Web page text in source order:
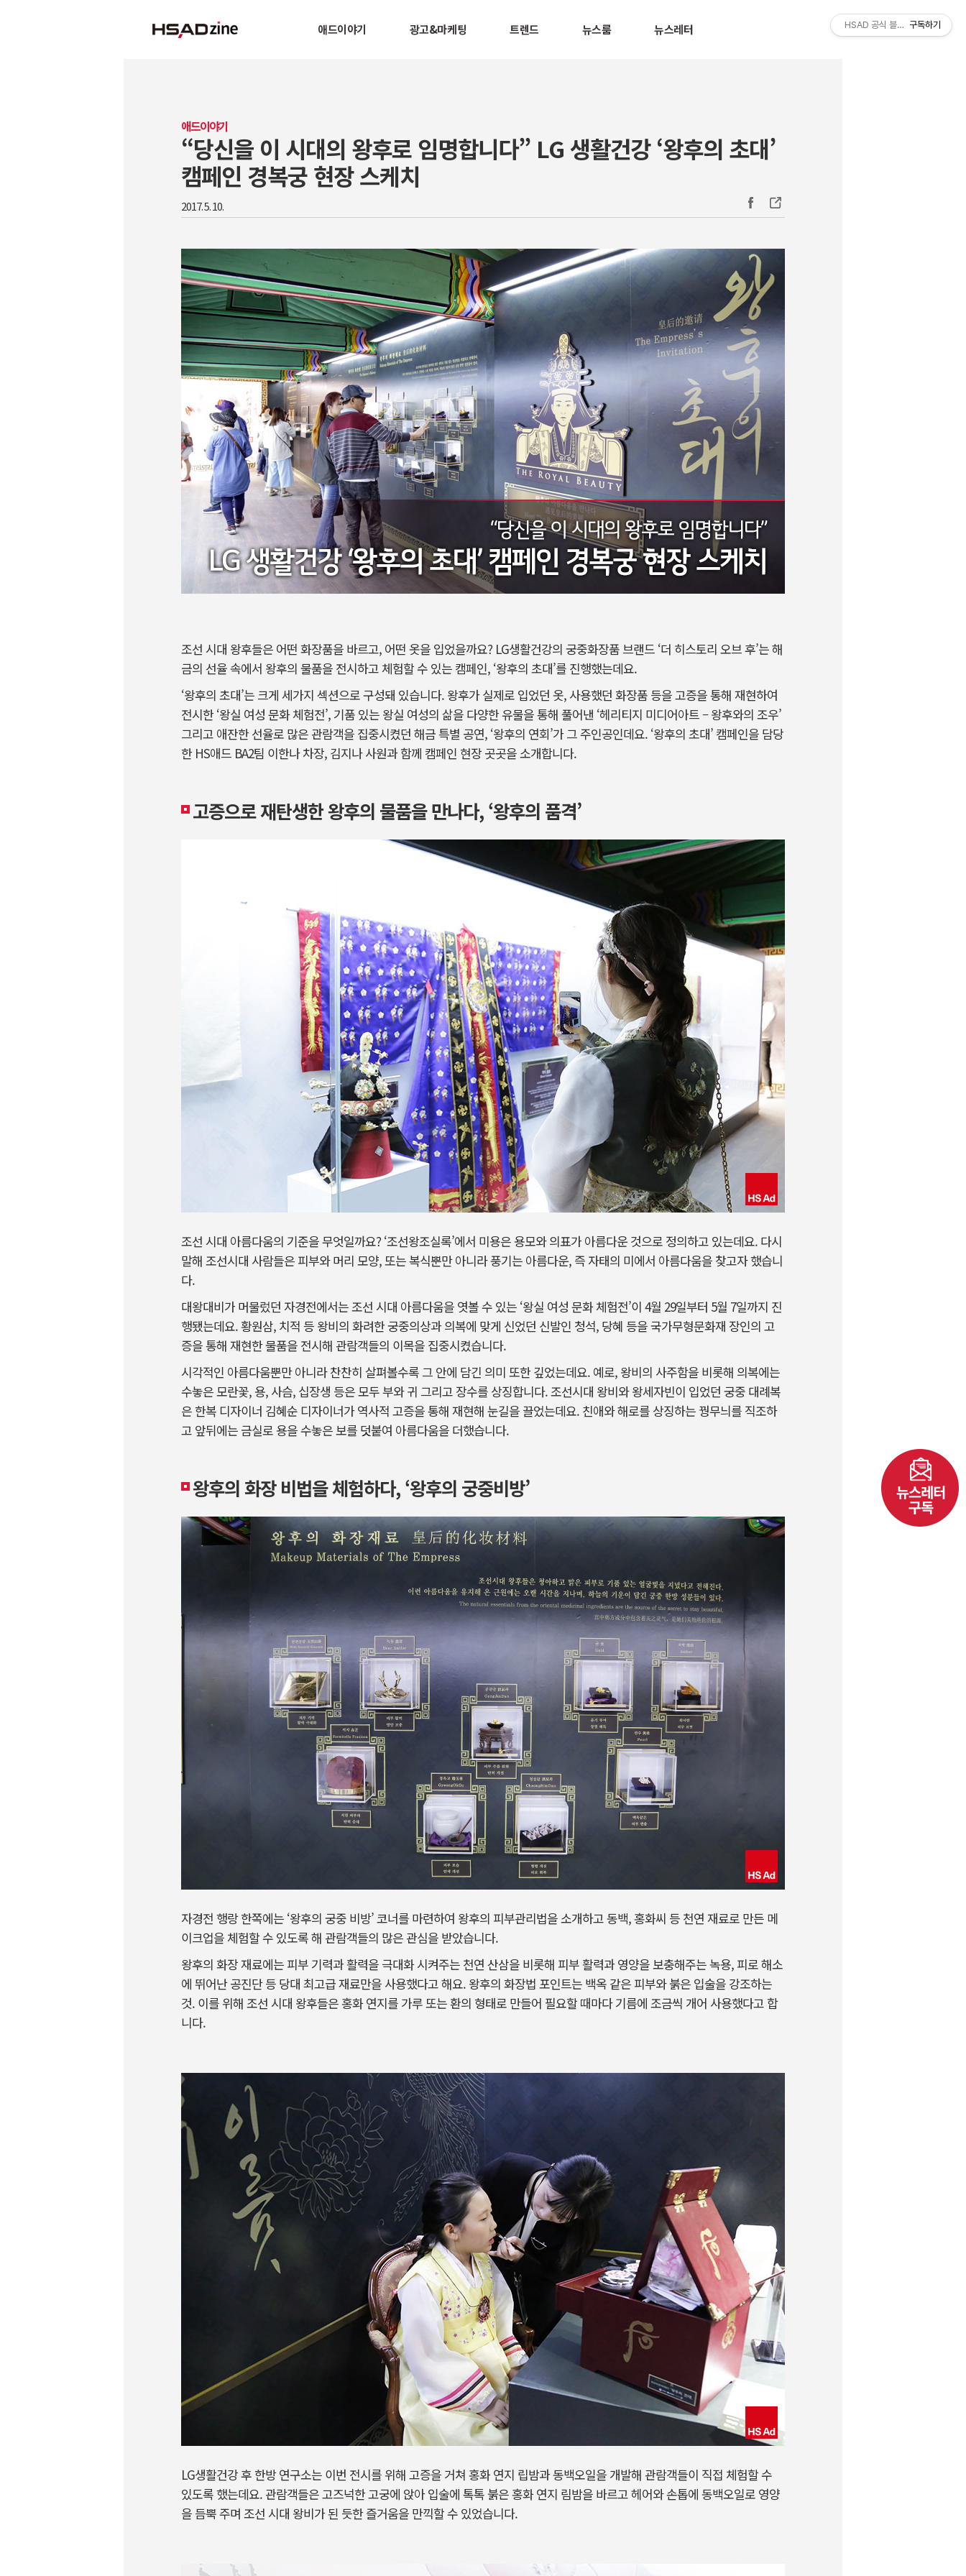
애드이야기 광고&마케팅 트렌드 뉴스룸 뉴스레터
애드이야기
“당신을 이 시대의 왕후로 임명합니다” LG 생활건강 ‘왕후의 초대’
캠페인 경복궁 현장 스케치
2017. 5. 10.
조선 시대 왕후들은 어떤 화장품을 바르고, 어떤 옷을 입었을까요? LG생활건강의 궁중화장품 브랜드 ‘더 히스토리 오브 후’는 해
금의 선율 속에서 왕후의 물품을 전시하고 체험할 수 있는 캠페인, ‘왕후의 초대’를 진행했는데요.
‘왕후의 초대’는 크게 세가지 섹션으로 구성돼 있습니다. 왕후가 실제로 입었던 옷, 사용했던 화장품 등을 고증을 통해 재현하여
전시한 ‘왕실 여성 문화 체험전’, 기품 있는 왕실 여성의 삶을 다양한 유물을 통해 풀어낸 ‘헤리티지 미디어아트 – 왕후와의 조우’
그리고 애잔한 선율로 많은 관람객을 집중시켰던 해금 특별 공연, ‘왕후의 연회’가 그 주인공인데요. ‘왕후의 초대’ 캠페인을 담당
한 HS애드 BA2팀 이한나 차장, 김지나 사원과 함께 캠페인 현장 곳곳을 소개합니다.
고증으로 재탄생한 왕후의 물품을 만나다, ‘왕후의 품격’
조선 시대 아름다움의 기준을 무엇일까요? ‘조선왕조실록’에서 미용은 용모와 의표가 아름다운 것으로 정의하고 있는데요. 다시
말해 조선시대 사람들은 피부와 머리 모양, 또는 복식뿐만 아니라 풍기는 아름다운, 즉 자태의 미에서 아름다움을 찾고자 했습니
다.
대왕대비가 머물렀던 자경전에서는 조선 시대 아름다움을 엿볼 수 있는 ‘왕실 여성 문화 체험전’이 4월 29일부터 5월 7일까지 진
행됐는데요. 황원삼, 치적 등 왕비의 화려한 궁중의상과 의복에 맞게 신었던 신발인 청석, 당혜 등을 국가무형문화재 장인의 고
증을 통해 재현한 물품을 전시해 관람객들의 이목을 집중시켰습니다.
시각적인 아름다움뿐만 아니라 찬찬히 살펴볼수록 그 안에 담긴 의미 또한 깊었는데요. 예로, 왕비의 사주함을 비롯해 의복에는
수놓은 모란꽃, 용, 사슴, 십장생 등은 모두 부와 귀 그리고 장수를 상징합니다. 조선시대 왕비와 왕세자빈이 입었던 궁중 대례복
은 한복 디자이너 김혜순 디자이너가 역사적 고증을 통해 재현해 눈길을 끌었는데요. 친애와 해로를 상징하는 꿩무늬를 직조하
고 앞뒤에는 금실로 용을 수놓은 보를 덧붙여 아름다움을 더했습니다.
왕후의 화장 비법을 체험하다, ‘왕후의 궁중비방’
자경전 행랑 한쪽에는 ‘왕후의 궁중 비방’ 코너를 마련하여 왕후의 피부관리법을 소개하고 동백, 홍화씨 등 천연 재료로 만든 메
이크업을 체험할 수 있도록 해 관람객들의 많은 관심을 받았습니다.
왕후의 화장 재료에는 피부 기력과 활력을 극대화 시켜주는 천연 산삼을 비롯해 피부 활력과 영양을 보충해주는 녹용, 피로 해소
에 뛰어난 공진단 등 당대 최고급 재료만을 사용했다고 해요. 왕후의 화장법 포인트는 백옥 같은 피부와 붉은 입술을 강조하는
것. 이를 위해 조선 시대 왕후들은 홍화 연지를 가루 또는 환의 형태로 만들어 필요할 때마다 기름에 조금씩 개어 사용했다고 합
니다.
LG생활건강 후 한방 연구소는 이번 전시를 위해 고증을 거쳐 홍화 연지 립밤과 동백오일을 개발해 관람객들이 직접 체험할 수
있도록 했는데요. 관람객들은 고즈넉한 고궁에 앉아 입술에 톡톡 붉은 홍화 연지 림밤을 바르고 헤어와 손톱에 동백오일로 영양
을 듬뿍 주며 조선 시대 왕비가 된 듯한 즐거움을 만끽할 수 있었습니다.
HSAD 공식 블로그 HSADzine
구독하기